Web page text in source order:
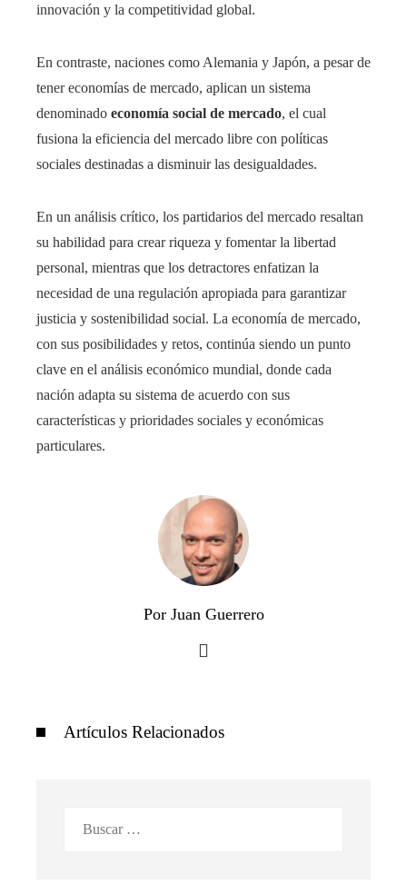
innovación y la competitividad global.
En contraste, naciones como Alemania y Japón, a pesar de
tener economías de mercado, aplican un sistema
denominado economía social de mercado, el cual
fusiona la eficiencia del mercado libre con políticas
sociales destinadas a disminuir las desigualdades.
En un análisis crítico, los partidarios del mercado resaltan
su habilidad para crear riqueza y fomentar la libertad
personal, mientras que los detractores enfatizan la
necesidad de una regulación apropiada para garantizar
justicia y sostenibilidad social. La economía de mercado,
con sus posibilidades y retos, continúa siendo un punto
clave en el análisis económico mundial, donde cada
nación adapta su sistema de acuerdo con sus
características y prioridades sociales y económicas
particulares.
Por Juan Guerrero
Artículos Relacionados